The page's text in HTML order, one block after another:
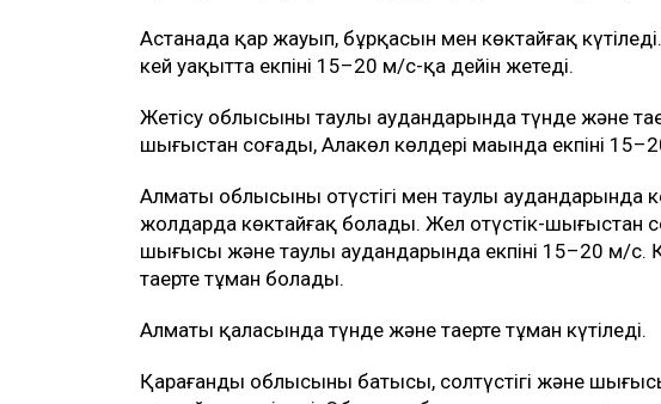
Астанада қар жауып, бұрқасын мен көктайғақ
кей уақытта екпіні 15–20 м/с-қа дейін жетеді.
Жетісу облысының таулы аудандарында түнде және
шығыстан соғады, Алакөл көлдері маңында екпіні
Алматы облысының оңтүстігі мен таулы аудандарында
жолдарда көктайғақ болады. Жел оңтүстік-шығыстан
шығысы және таулы аудандарында екпіні 15–20 м/с.
таңертең тұман болады.
Алматы қаласында түнде және таңертең тұман күтіледі.
Қарағанды облысының батысы, солтүстігі және